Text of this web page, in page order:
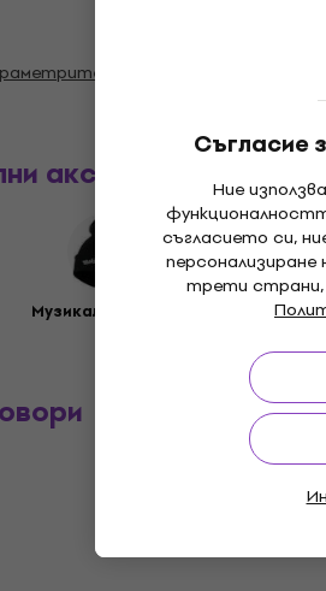
Съгласие
Ние
съгласието си,
трети страни,
аксесоари
Музикални шапки